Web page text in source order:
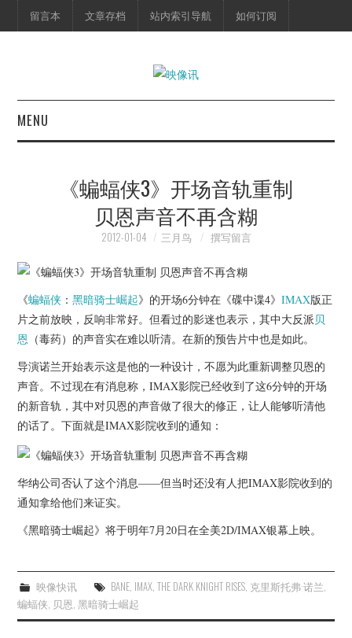
留言本 文章存档 站内索引导航 如何订阅
MENU
映像快讯
海报剧照
脱口秀
杂七杂八
美剧英剧
推荐电影
《蝙蝠侠3》开场音轨重制
贝恩声音不再含糊
2012-01-04 三月鸟 撰写留言
《蝙蝠侠 ：黑暗骑士崛起》的开场6分钟在《碟中谍4》IMAX版正
片之前放映，反响非常好。但看过的影迷也表示，其中大反派贝
恩 （毒药）的声音实在难以听清。在新的预告片中也是如此。
导演诺兰开始表示这是他的一种设计，不愿为此重新调整贝恩的
声音。不过现在有消息称，IMAX影院已经收到了这6分钟的开场
的新音轨，其中对贝恩的声音做了很大的修正，让人能够听清他
的话了。下面就是IMAX影院收到的通知：
华纳公司否认了这个消息——但当时还没有人把IMAX影院收到的
通知拿给他们来证实。
《黑暗骑士崛起》将于明年7月20日在全美2D/IMAX银幕上映。
映像快讯 BANE, IMAX, THE DARK KNIGHT RISES, 克里斯托弗·诺兰
蝙蝠侠 贝恩 ,黑暗骑士崛起